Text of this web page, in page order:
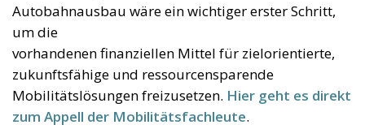
Autobahnausbau wäre ein wichtiger erster Schritt,
um die
vorhandenen finanziellen Mittel für zielorientierte,
zukunftsfähige und ressourcensparende
Mobilitätslösungen freizusetzen. Hier geht es direkt
zum Appell der Mobilitätsfachleute.